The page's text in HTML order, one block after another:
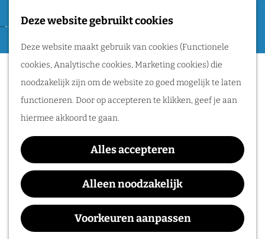
Deze website gebruikt cookies
Deze website maakt gebruik van cookies (Functionele
cookies, Analytische cookies, Marketing cookies) die
noodzakelijk zijn om de website zo goed mogelijk te laten
functioneren. Door op accepteren te klikken, geef je aan
hiermee akkoord te gaan.
Alles accepteren
Alleen noodzakelijk
Voorkeuren aanpassen
a
F
a
v
o
r
i
e
e
M
e
n
u
Routes
Wandelen
Fietsen
Routeplanner
Natuurgebieden
in het Rijk van
natuur in het Rijk
van Nijmegen is
Sorry, deze activiteit is niet meer
beschikbaar. Bekijk hetactuele aanbodvoor
de beschikbare opties.
Mother Mary
Waar:
LUX
Wanneer:
t/m 3 juni